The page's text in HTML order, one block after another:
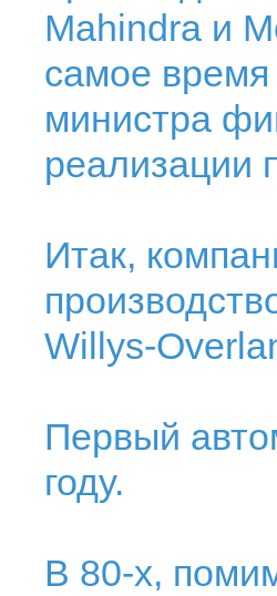
Mahindra и
самое время
министра
реализации
Итак,
Willys-
Первый
году.
В 80-х,